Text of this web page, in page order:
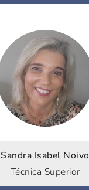
Sandra Isabel Noivo
Técnica Superior